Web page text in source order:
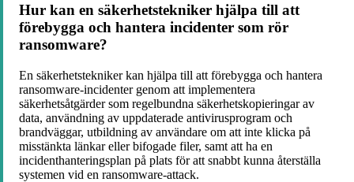
Hur kan en säkerhetstekniker hjälpa till att
förebygga och hantera incidenter som rör
ransomware?
En säkerhetstekniker kan hjälpa till att förebygga och hantera
ransomware-incidenter genom att implementera
säkerhetsåtgärder som regelbundna säkerhetskopieringar av
data, användning av uppdaterade antivirusprogram och
brandväggar, utbildning av användare om att inte klicka på
misstänkta länkar eller bifogade filer, samt att ha en
incidenthanteringsplan på plats för att snabbt kunna återställa
systemen vid en ransomware-attack.